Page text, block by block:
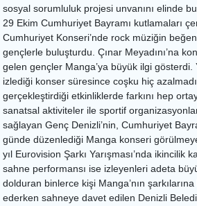
sosyal sorumluluk projesi unvanını elinde
29 Ekim Cumhuriyet Bayramı kutlamaları
Cumhuriyet Konseri’nde rock müziğin
gençlerle buluşturdu. Çınar Meyadını’na
gelen gençler Manga’ya büyük ilgi gösterdi.
izlediği konser süresince coşku hiç
gerçekleştirdiği etkinliklerde farkını hep
sanatsal aktiviteler ile sportif
sağlayan Genç Denizli’nin, Cumhuriyet
günde düzenlediği Manga konseri
yıl Eurovision Şarkı Yarışması’nda ikincilik
sahne performansı ise izleyenleri adeta
dolduran binlerce kişi Manga’nın
ederken sahneye davet edilen Denizli